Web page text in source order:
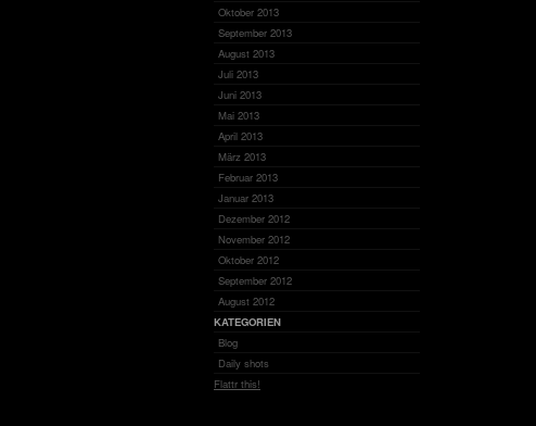
Oktober 2013
September 2013
August 2013
Juli 2013
Juni 2013
Mai 2013
April 2013
März 2013
Februar 2013
Januar 2013
Dezember 2012
November 2012
Oktober 2012
September 2012
August 2012
KATEGORIEN
Blog
Daily shots
Flattr this!